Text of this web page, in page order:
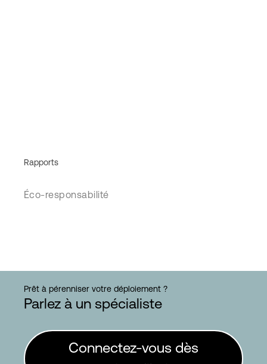
Rapports
Éco-responsabilité
Prêt à pérenniser votre déploiement ?
Parlez à un spécialiste
Connectez-vous dès